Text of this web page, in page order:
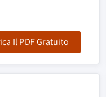
Il PDF Gratuito